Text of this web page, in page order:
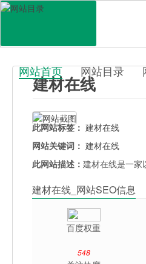
百科目录
网站首页 网站目录
建材在线
此网站标签： 建材在线
网站关键词： 建材在线
此网站描述：建材在线是一家
建材在线_网站SEO信息
百度权重
548